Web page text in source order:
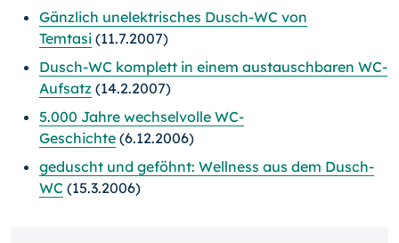
Gänzlich unelektrisches Dusch-WC von
Temtasi (11.7.2007)
Dusch-WC komplett in einem austauschbaren WC-
Aufsatz (14.2.2007)
5.000 Jahre wechselvolle WC-
Geschichte (6.12.2006)
geduscht und geföhnt: Wellness aus dem Dusch-
WC (15.3.2006)